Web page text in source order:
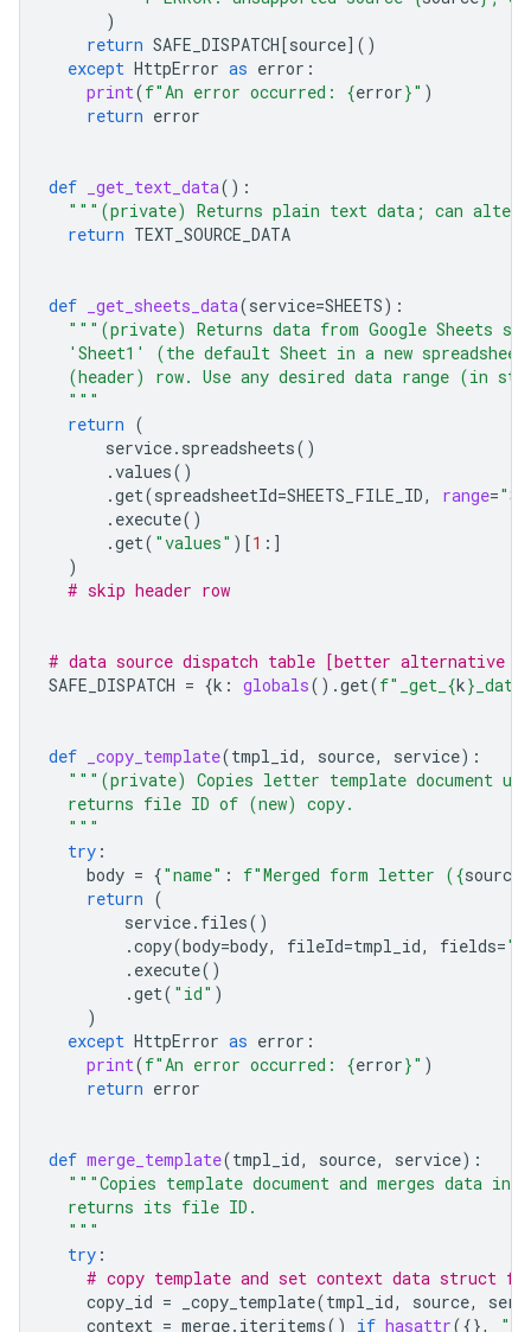
)
return SAFE_DISPATCH[source]()
except HttpError as error :
print(f"An error occurred: {error}" )
return error
def _get_text_data():
"""(private) Returns plain text data; can alter
return TEXT_SOURCE_DATA
def _get_sheets_data(service=SHEETS):
"""(private) Returns data from Google Sheets
'Sheet1' (the default Sheet in a new
(header) row. Use any desired data range (in
  """
return (
service. spreadsheets()
.values()
.get(spreadsheetId=SHEETS_FILE_ID, range=
. execute()
.get( "values" )[1 :]
)
# skip header row
# data source dispatch table [better alternative
SAFE_DISPATCH = {k : globals() .get(f"_get_ {k}
def _copy_template(tmpl_id, source, service):
"""(private) Copies letter template document
  returns file ID of (new) copy.
  """
try :
body = {"name" : f"Merged form letter ({source
return (
service. files()
.copy(body=body, fileId=tmpl_id, fields=
. execute()
.get( "id" )
)
except HttpError as error :
print(f"An error occurred: {error}" )
return error
def merge_template(tmpl_id, source, service):
"""Copies template document and merges data
  returns its file ID.
  """
try :
# copy template and set context data struct
copy_id = _copy_template(tmpl_id, source,
context = merge. iteritems() if hasattr({},